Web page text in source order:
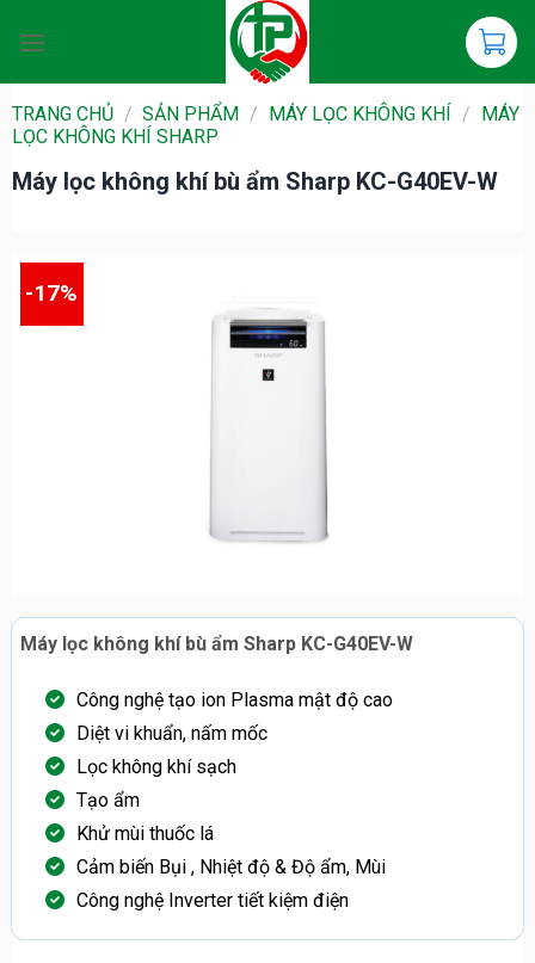
đến
dung
TRANG CHỦ / SẢN PHẨM / MÁY LỌC KHÔNG KHÍ / MÁY
LỌC KHÔNG KHÍ SHARP
Máy lọc không khí bù ẩm Sharp KC-G40EV-W
-17%
Máy lọc không khí bù ẩm Sharp KC-G40EV-W
Công nghệ tạo ion Plasma mật độ cao
Diệt vi khuẩn, nấm mốc
Lọc không khí sạch
Tạo ẩm
Khử mùi thuốc lá
Cảm biến Bụi , Nhiệt độ & Độ ẩm, Mùi
Công nghệ Inverter tiết kiệm điện